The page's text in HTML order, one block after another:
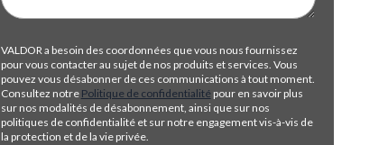
VALDOR a besoin des coordonnées que vous nous fournissez
pour vous contacter au sujet de nos produits et services. Vous
pouvez vous désabonner de ces communications à tout moment.
Consultez notre Politique de confidentialité pour en savoir plus
sur nos modalités de désabonnement, ainsi que sur nos
politiques de confidentialité et sur notre engagement vis-à-vis de
la protection et de la vie privée.